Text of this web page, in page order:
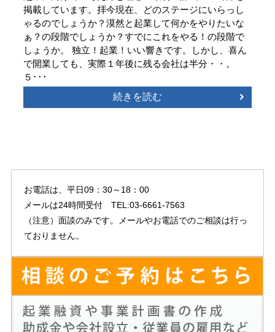
掲載しています。拝今現在、どのステージにいらっし
ゃるのでしょうか？漠然と起業して何かをやりたいな
ぁ？の段階でしょうか？すでにこれをやる！の段階で
しょうか。 独立！起業！いい響きです。しかし、喜ん
で開業しても、実際１年後に残る会社は半分・・。
５･･･
続きを読む
お電話は、平日09：30～18：00
メールは24時間受付 TEL:03-6661-7563
（注意）面談のみです。メールやお電話でのご相談は行っ
ておりません。